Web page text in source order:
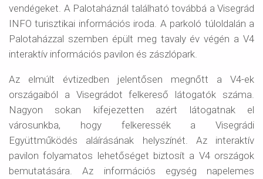
vendégeket. A Palotaháznál található továbbá a Visegrád
INFO turisztikai információs iroda. A parkoló túloldalán a
Palotaházzal szemben épült meg tavaly év végén a V4
interaktív információs pavilon és zászlópark.
Az elmúlt évtizedben jelentősen megnőtt a V4-ek
országaiból a Visegrádot felkereső látogatók száma.
Nagyon sokan kifejezetten azért látogatnak el
városunkba, hogy felkeressék a Visegrádi
Együttműködés aláírásának helyszínét. Az interaktív
pavilon folyamatos lehetőséget biztosít a V4 országok
bemutatására. Az információs egység napelemes